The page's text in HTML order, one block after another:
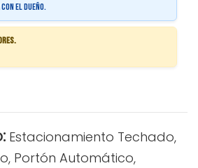
el dueño.
Estacionamiento Techado,
Portón Automático,